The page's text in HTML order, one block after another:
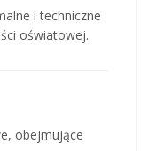
i techniczne
oświatowej.
obejmujące